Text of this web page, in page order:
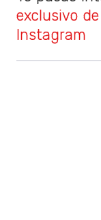
exclusivo
Instagram